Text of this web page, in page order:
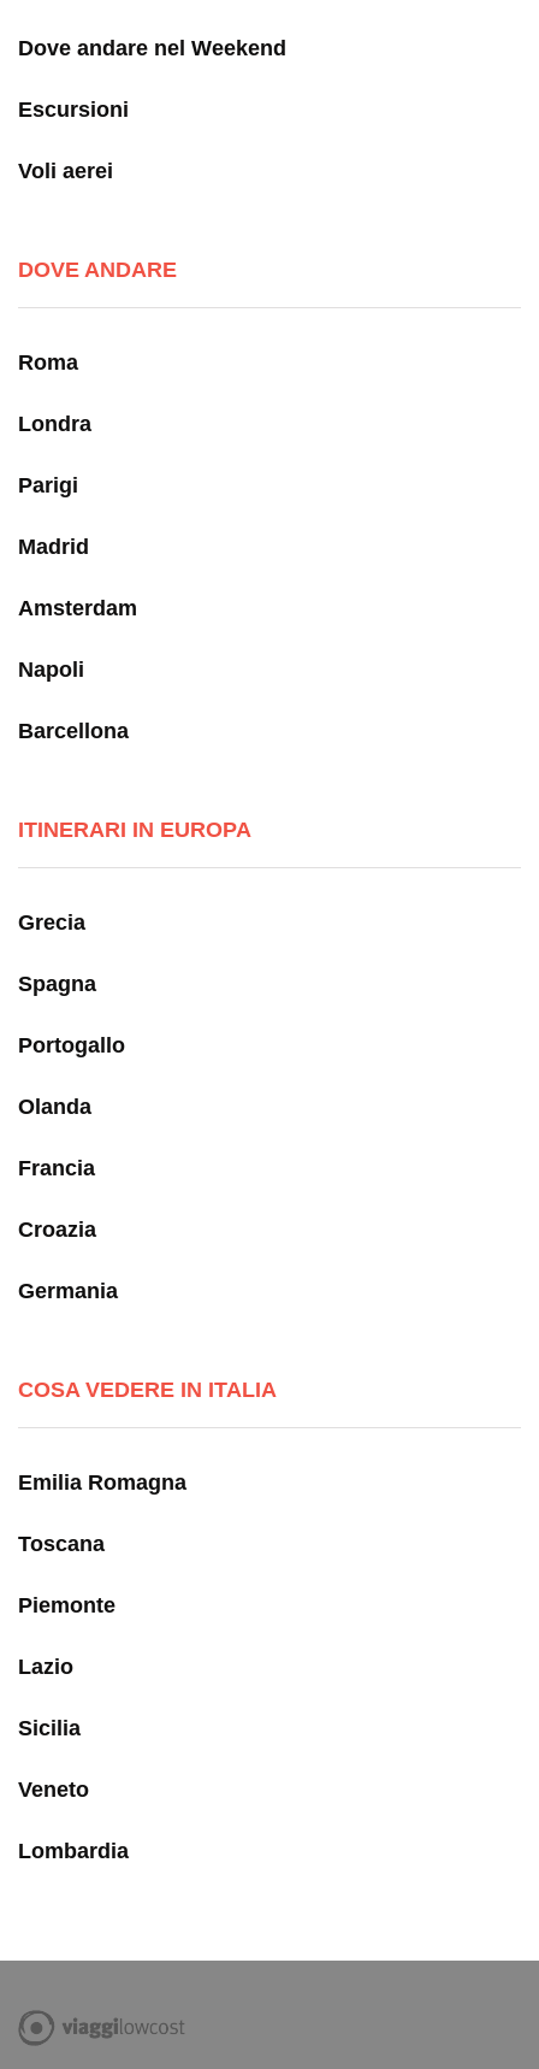
Dove andare nel Weekend
Escursioni
Voli aerei
DOVE ANDARE
Roma
Londra
Parigi
Madrid
Amsterdam
Napoli
Barcellona
ITINERARI IN EUROPA
Grecia
Spagna
Portogallo
Olanda
Francia
Croazia
Germania
COSA VEDERE IN ITALIA
Emilia Romagna
Toscana
Piemonte
Lazio
Sicilia
Veneto
Lombardia